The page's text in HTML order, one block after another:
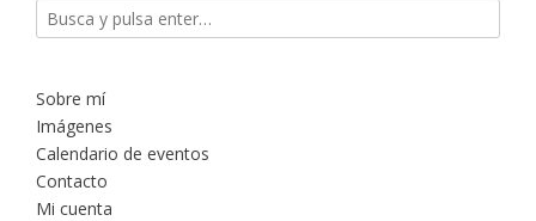
Sobre mí
Imágenes
Calendario de eventos
Contacto
Mi cuenta